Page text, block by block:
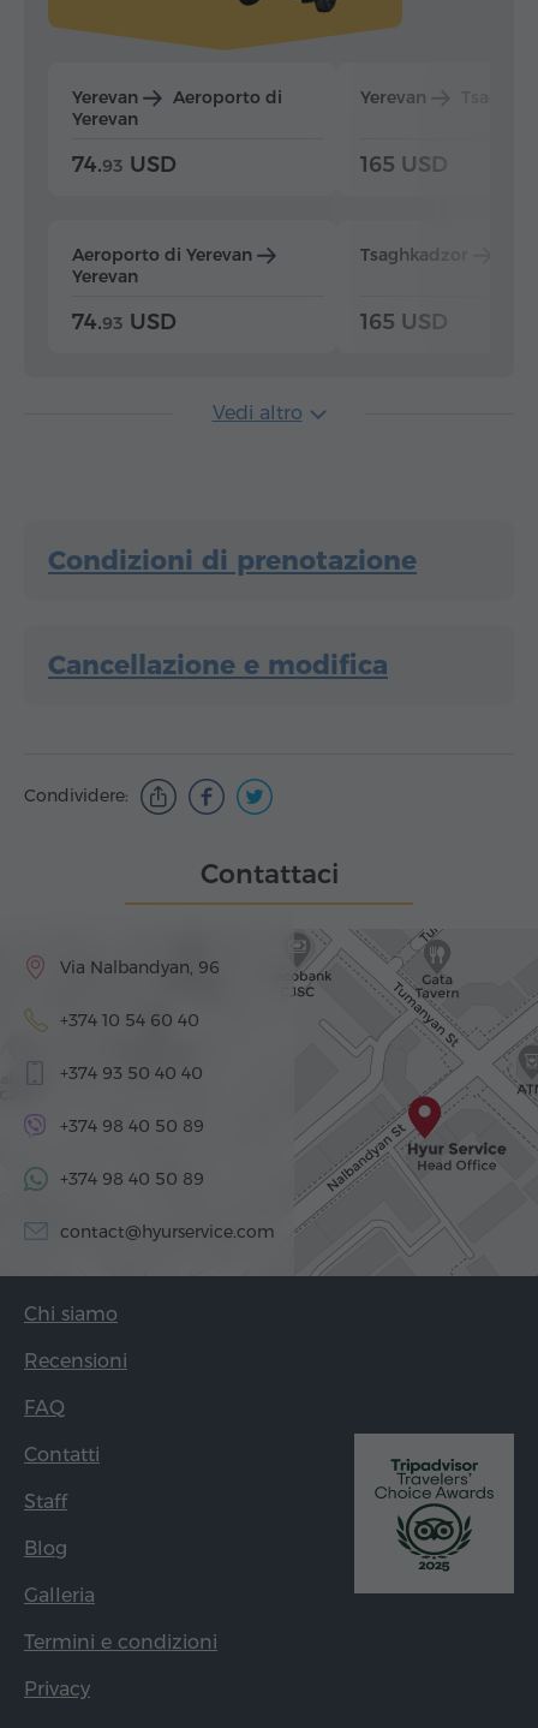
Yerevan
Aeroporto di
Yerevan
74.93 USD
Aeroporto di Yerevan
Yerevan
74.93 USD
Yerevan
165 USD
Tsaghkadzor
165 USD
Vedi altro
Condizioni di prenotazione
Cancellazione e modifica
Condividere:
Contattaci
Via Nalbandyan, 96
+374 10 54 60 40
+374 93 50 40 40
+374 98 40 50 89
+374 98 40 50 89
contact@hyurservice.com
Chi siamo
Recensioni
FAQ
Contatti
Staff
Blog
Galleria
Termini e condizioni
Privacy